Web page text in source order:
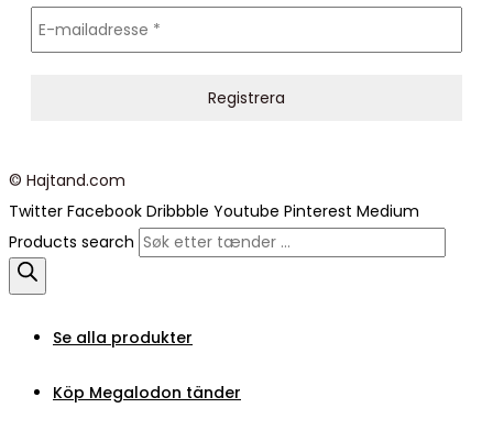
© Hajtand.com
Twitter Facebook Dribbble Youtube Pinterest Medium
Products search
Se alla produkter
Köp Megalodon tänder